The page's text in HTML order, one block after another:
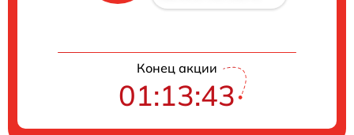
Конец акции
01:13:42